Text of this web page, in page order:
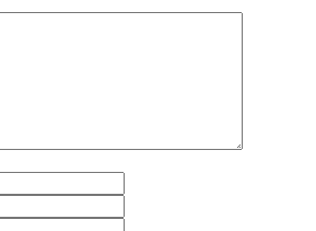
Mail-
Adresse